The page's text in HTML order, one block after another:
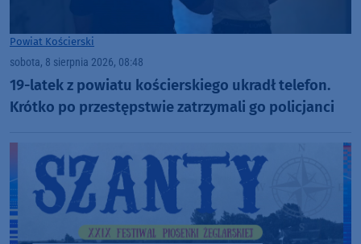
Powiat Kościerski
sobota, 8 sierpnia 2026, 08:48
19-latek z powiatu kościerskiego ukradł telefon.
Krótko po przestępstwie zatrzymali go policjanci